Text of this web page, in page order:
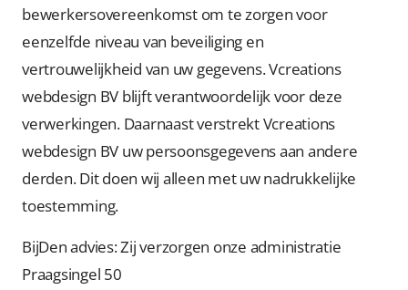
bewerkersovereenkomst om te zorgen voor
eenzelfde niveau van beveiliging en
vertrouwelijkheid van uw gegevens. Vcreations
webdesign BV blijft verantwoordelijk voor deze
verwerkingen. Daarnaast verstrekt Vcreations
webdesign BV uw persoonsgegevens aan andere
derden. Dit doen wij alleen met uw nadrukkelijke
toestemming.
BijDen advies: Zij verzorgen onze administratie
Praagsingel 50